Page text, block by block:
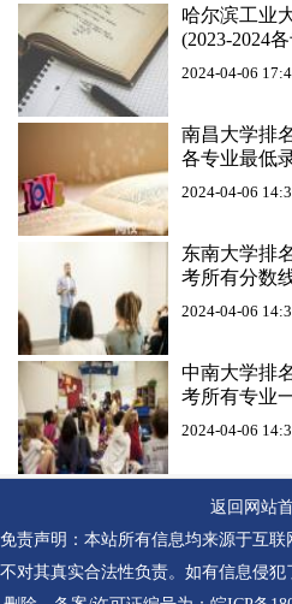
哈尔滨工业
(2023-2024
2024-04-06
南昌大学排
各专业最低
2024-04-06
东南大学排
考所有分数
2024-04-06
中南大学排
考所有专业
2024-04-06
返回网站
免责声明：本站所有信息均来源于互
不对其真实合法性负责。如有信息侵